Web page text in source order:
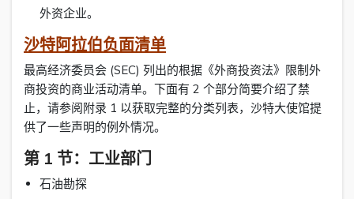
外资企业。
沙特阿拉伯负面清单
最高经济委员会 (SEC) 列出的根据《外商投资法》限制外
商投资的商业活动清单。下面有 2 个部分简要介绍了禁
止，请参阅附录 1 以获取完整的分类列表，沙特大使馆提
供了一些声明的例外情况。
第 1 节：工业部门
石油勘探